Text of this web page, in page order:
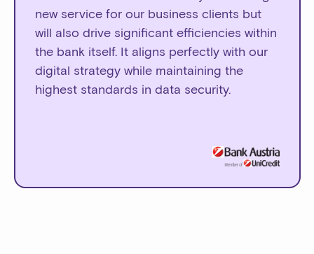
new service for our business clients but
will also drive significant efficiencies within
the bank itself. It aligns perfectly with our
digital strategy while maintaining the
highest standards in data security.